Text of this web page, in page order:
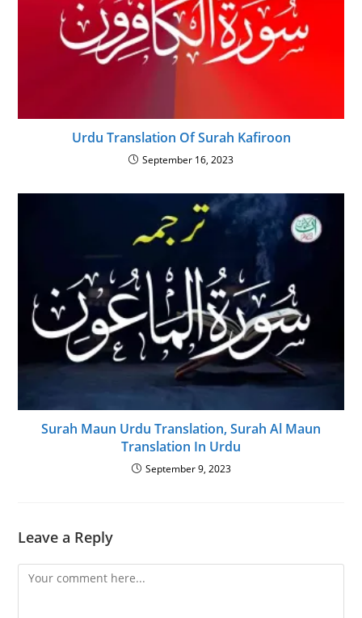
Urdu Translation Of Surah Kafiroon
September 16, 2023
Surah Maun Urdu Translation, Surah Al Maun
Translation In Urdu
September 9, 2023
Leave a Reply
Comment